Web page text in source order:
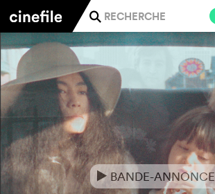
j
eBANDE-ANNONCE